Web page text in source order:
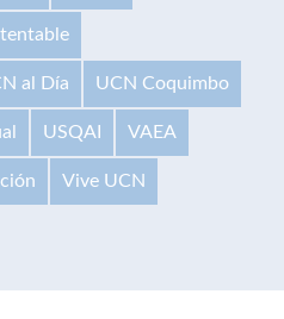
al Día UCN Coquimbo
USQAI VAEA
Vive UCN